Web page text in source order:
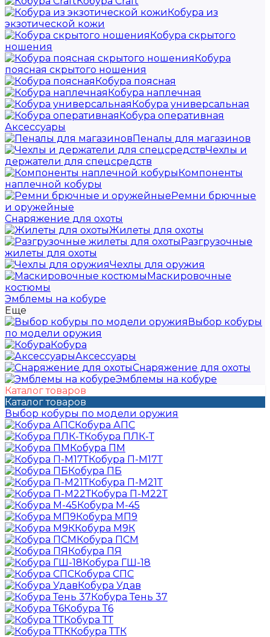
Кобура из
экзотической кожи
Кобура скрытого
ношения
Кобура
поясная скрытого ношения
Кобура поясная
Кобура наплечная
Кобура универсальная
Кобура оперативная
Аксессуары
Пеналы для магазинов
Чехлы и
держатели для спецсредств
Компоненты
наплечной кобуры
Ремни брючные
и оружейные
Снаряжение для охоты
Жилеты для охоты
Разгрузочные
жилеты для охоты
Чехлы для оружия
Маскировочные
костюмы
Эмблемы на кобуре
Еще
Выбор кобуры
по модели оружия
Кобура
Аксессуары
Снаряжение для охоты
Эмблемы на кобуре
Каталог товаров
Каталог товаров
Выбор кобуры по модели оружия
Кобура АПС
Кобура ПЛК-Т
Кобура ПМ
Кобура П-М17Т
Кобура ПБ
Кобура П-М21Т
Кобура П-М22Т
Кобура М-45
Кобура МП9
Кобура М9К
Кобура ПСМ
Кобура ПЯ
Кобура ГШ-18
Кобура СПС
Кобура Удав
Кобура Тень 37
Кобура Т6
Кобура ТТ
Кобура ТТК